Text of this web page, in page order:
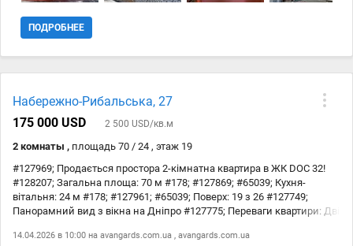
кондиціонерів. Переваги ЖК Dock32: Безпека: закрита територія,
цілодобовий пост охорони. Автономність: власна котельня та
Інфраструктура: на території комплексу вже відкрито продуктовий
магазин та салон краси.
ПОДРОБНЕЕ
Набережно-Рибальська, 27
175 000 USD
2 500 USD/кв.м
2 комнаты , площадь 70 / 24 , этаж 19
#127969; Продається простора 2-кімнатна квартира в ЖК DOC 32!
#128207; Загальна площа: 70 м #178; #127869; #65039; Кухня-
вітальня: 24 м #178; #127961; #65039; Поверх: 19 з 26 #127749;
Панорамний вид з вікна на Дніпро #127775; Переваги квартири: Дві
перегородкою Теплі підлоги для комфорту у будь-яку пору року
14.04.2026 в 10:00 на avangards.com.ua , avangards.com.ua